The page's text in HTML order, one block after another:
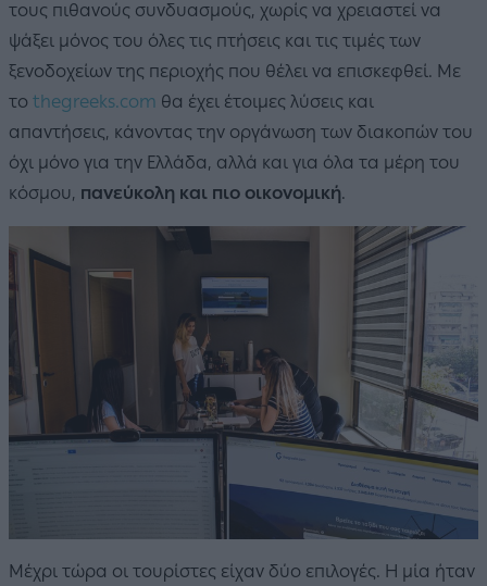
τους πιθανούς συνδυασμούς, χωρίς να χρειαστεί να
ψάξει μόνος του όλες τις πτήσεις και τις τιμές των
ξενοδοχείων της περιοχής που θέλει να επισκεφθεί. Με
το thegreeks.com θα έχει έτοιμες λύσεις και
απαντήσεις, κάνοντας την οργάνωση των διακοπών του
όχι μόνο για την Ελλάδα, αλλά και για όλα τα μέρη του
κόσμου, πανεύκολη και πιο οικονομική.
Μέχρι τώρα οι τουρίστες είχαν δύο επιλογές. Η μία ήταν